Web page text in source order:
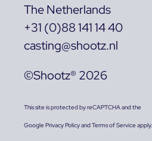
The Netherlands
+31 (0)88 141 14 40
casting@shootz.nl
©Shootz® 2026
This site is protected by reCAPTCHA and the
GooglePrivacy PolicyandTerms of Serviceapply.